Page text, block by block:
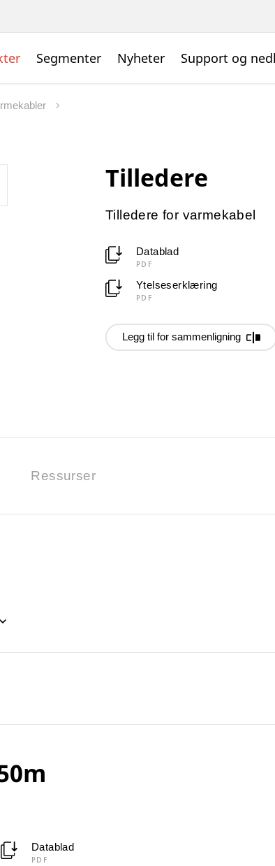
Segmenter Nyheter Support og
Tilledere
Tilledere for varmekabel
Datablad
PDF
Ytelseserklæring
PDF
Legg til for sammenligning
Ressurser
Datablad
PDF